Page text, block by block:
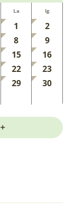
La Ig
1
2
8
9
15
16
22
23
29
30